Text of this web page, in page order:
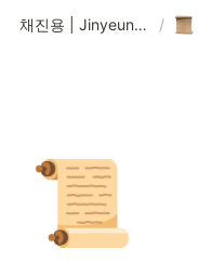
채진용 | Jinyeung Chae /
📜